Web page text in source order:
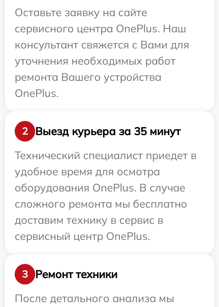
Оставьте заявку на сайте
сервисного центра OnePlus. Наш
консультант свяжется с Вами для
уточнения необходимых работ
ремонта Вашего устройства
OnePlus.
2
Выезд курьера за 35 минут
Технический специалист приедет в
удобное время для осмотра
оборудования OnePlus. В случае
сложного ремонта мы бесплатно
доставим технику в сервис в
сервисный центр OnePlus.
3
Ремонт техники
После детального анализа мы